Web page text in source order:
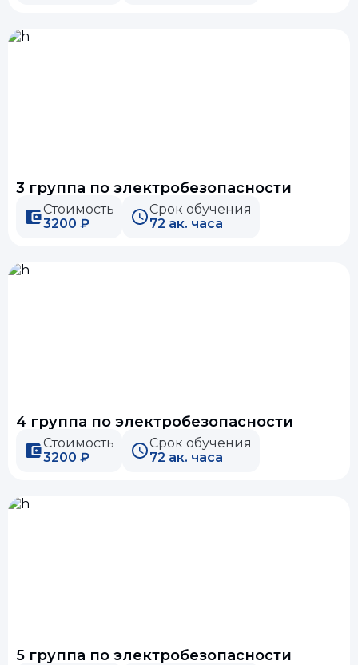
3 группа по электробезопасности
Стоимость
3200 ₽
Срок обучения
72 ак. часа
4 группа по электробезопасности
Стоимость
3200 ₽
Срок обучения
72 ак. часа
5 группа по электробезопасности